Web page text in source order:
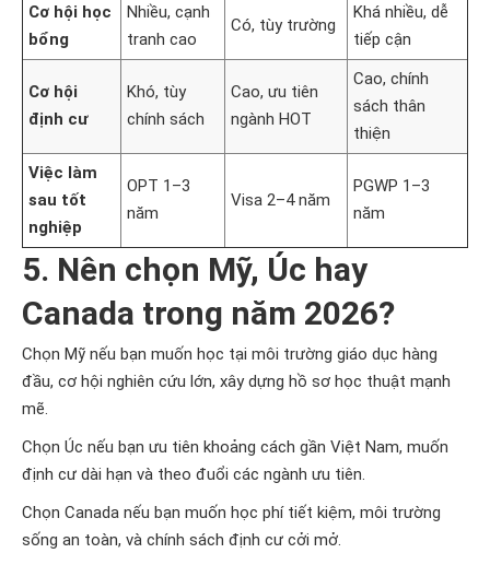
Cơ hội học
bổng
Nhiều, cạnh
tranh cao
Có, tùy trường
Khá nhiều, dễ
tiếp cận
Cơ hội
định cư
Khó, tùy
chính sách
Cao, ưu tiên
ngành HOT
Cao, chính
sách thân
thiện
Việc làm
sau tốt
nghiệp
OPT 1–3
năm
Visa 2–4 năm
PGWP 1–3
năm
5. Nên chọn Mỹ, Úc hay
Canada trong năm 2026?
Chọn Mỹ nếu bạn muốn học tại môi trường giáo dục hàng
đầu, cơ hội nghiên cứu lớn, xây dựng hồ sơ học thuật mạnh
mẽ.
Chọn Úc nếu bạn ưu tiên khoảng cách gần Việt Nam, muốn
định cư dài hạn và theo đuổi các ngành ưu tiên.
Chọn Canada nếu bạn muốn học phí tiết kiệm, môi trường
sống an toàn, và chính sách định cư cởi mở.